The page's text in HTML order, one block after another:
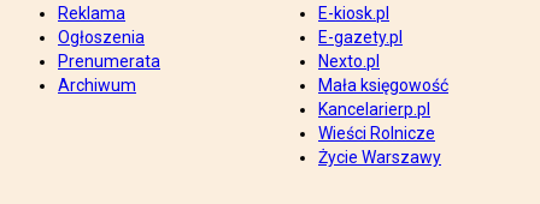
Reklama
Ogłoszenia
Prenumerata
Archiwum
E-kiosk.pl
E-gazety.pl
Nexto.pl
Mała księgowość
Kancelarierp.pl
Wieści Rolnicze
Życie Warszawy